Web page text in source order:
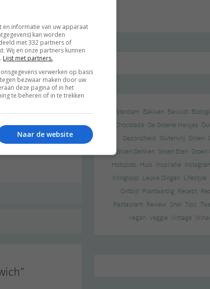
”
Amsterdam Bakken Bewust
Chocolade De Groene Meisjes
Gezondheid Glutenvrij Groen
Groen Denken Groen Eten Groen
Hotspots Huis Inspiratie
Kringloop Leuke Dingen Lifestyle
Ontbijt Plantaardig Recept
Restaurant Review Snel Tips
Vegan Veggie Vintage
en informatie van uw apparaat
kan worden
met 332 partners of
Wij en onze partners kunnen
Lijst met partners.
verwerken op basis
bezwaar maken door uw
deze pagina of in het
te beheren of in te trekken
Naar de website